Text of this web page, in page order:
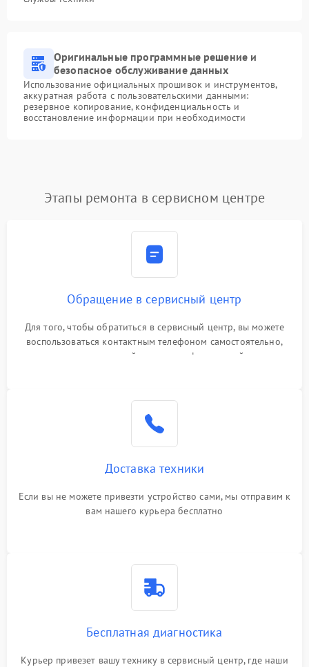
Оригинальные программные решение и
безопасное обслуживание данных
Использование официальных прошивок и инструментов,
аккуратная работа с пользовательскими данными:
резервное копирование, конфиденциальность и
восстановление информации при необходимости
Этапы ремонта в сервисном центре
Обращение в сервисный центр
Для того, чтобы обратиться в сервисный центр, вы можете
воспользоваться контактным телефоном самостоятельно,
или оставить свой номер телефона на сайте
Доставка техники
Если вы не можете привезти устройство сами, мы отправим к
вам нашего курьера бесплатно
Бесплатная диагностика
Курьер привезет вашу технику в сервисный центр, где наши